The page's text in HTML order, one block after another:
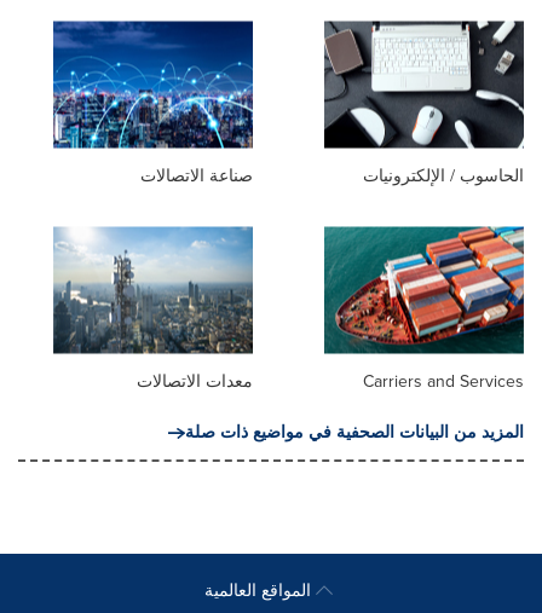
الحاسوب / الإلكترونيات صناعة الاتصالات
Carriers and Services
معدات الاتصالات
المزيد من البيانات الصحفية في مواضيع ذات صلة